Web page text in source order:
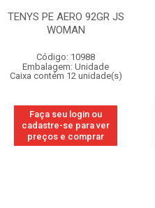
TENYS PE AERO 92GR JS
WOMAN
Código: 10988
Embalagem: Unidade
Caixa contém 12 unidade(s)
Faça seu login ou
cadastre-se para ver
preços e comprar